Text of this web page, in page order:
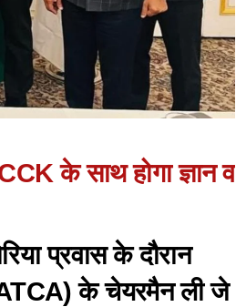
के साथ होगा ज्ञान व
प्रवास के दौरान
के चेयरमैन ली जे